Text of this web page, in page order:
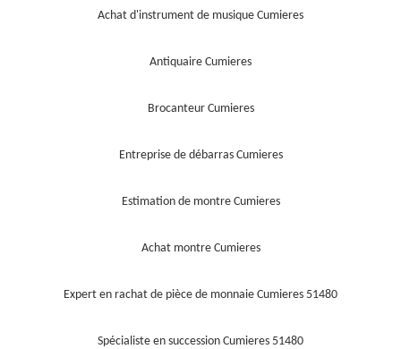
Achat d'instrument de musique Cumieres
Antiquaire Cumieres
Brocanteur Cumieres
Entreprise de débarras Cumieres
Estimation de montre Cumieres
Achat montre Cumieres
Expert en rachat de pièce de monnaie Cumieres 51480
Spécialiste en succession Cumieres 51480